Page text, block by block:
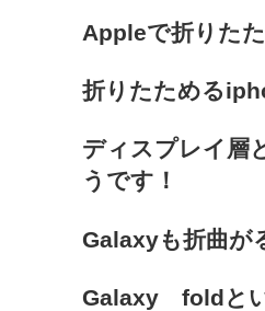
Appleで折りた
折りたためる
ディスプレイ層
うです！
Galaxyも折曲が
Galaxy foldとい